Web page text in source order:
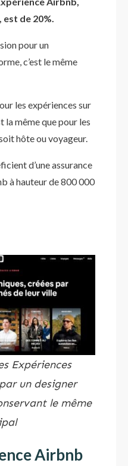
de 20%.
pour un
c’est le même
les expériences sur
même que pour les
hôte ou voyageur.
d’une assurance
à hauteur de 800 000
Expériences
un designer
le même
Airbnb